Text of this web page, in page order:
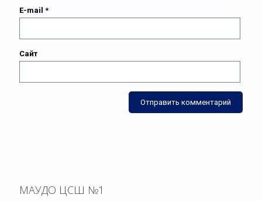
E-mail *
Сайт
МАУДО ЦСШ №1